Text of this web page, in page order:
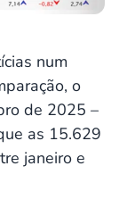
num
o
de 2025 –
as 15.629
janeiro e